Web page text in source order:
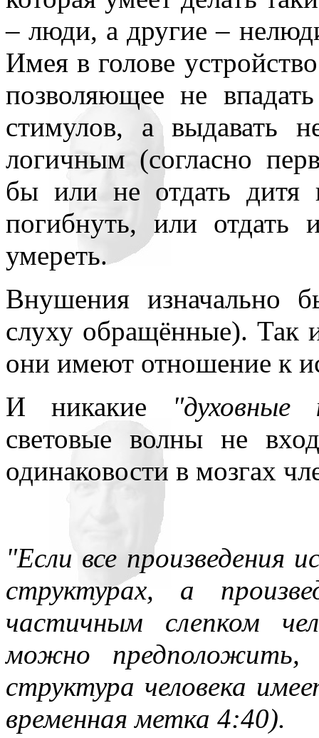
– люди, а другие –
Имея в голове
позволяющее не
стимулов, а выдавать
логичным (согласно
бы или не отдать дитя
погибнуть, или отдать
умереть.
Внушения изначально
слуху обращённые). Так
они имеют отношение к
И никакие
"духовные
световые волны не
одинаковости в мозгах
"Если все произведения
структурах, а
частичным слепком
можно предположить,
структура человека
временная метка 4:40).